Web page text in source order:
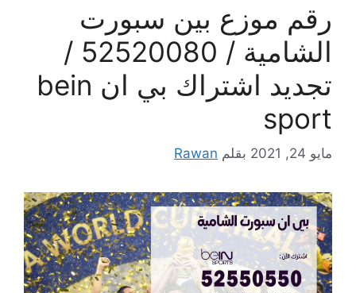
رقم موزع بين سبورت
الشامية / 52520080 /
تجديد اشتراك بي ان bein
sport
مايو 24, 2021 بقلم Rawan